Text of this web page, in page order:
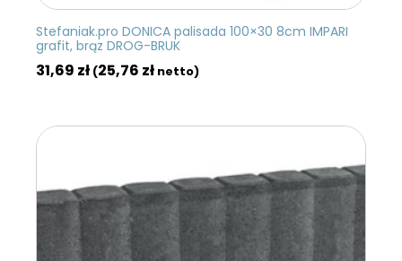
Stefaniak.pro DONICA palisada 100×30 8cm IMPARI
grafit, brąz DROG-BRUK
31,69 zł (25,76 zł netto)